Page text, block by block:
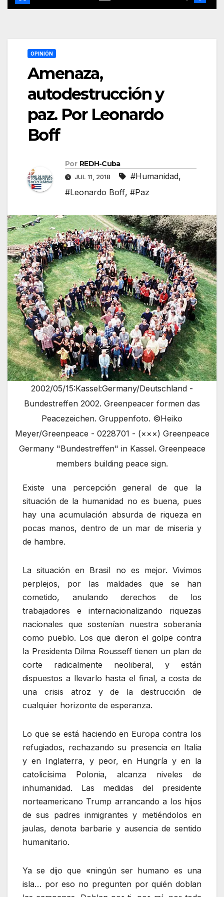
OPINIÓN
Amenaza,
autodestrucción y
paz. Por Leonardo
Boff
Por REDH-Cuba
JUL 11, 2018 #Humanidad,
#Leonardo Boff, #Paz
2002/05/15:Kassel:Germany/Deutschland -
Bundestreffen 2002. Greenpeacer formen das
Peacezeichen. Gruppenfoto. ©Heiko
Meyer/Greenpeace - 0228701 - (×××) Greenpeace
Germany "Bundestreffen" in Kassel. Greenpeace
members building peace sign.
Existe una percepción general de que la
situación de la humanidad no es buena, pues
hay una acumulación absurda de riqueza en
pocas manos, dentro de un mar de miseria y
de hambre.
La situación en Brasil no es mejor. Vivimos
perplejos, por las maldades que se han
cometido, anulando derechos de los
trabajadores e internacionalizando riquezas
nacionales que sostenían nuestra soberanía
como pueblo. Los que dieron el golpe contra
la Presidenta Dilma Rousseff tienen un plan de
corte radicalmente neoliberal, y están
dispuestos a llevarlo hasta el final, a costa de
una crisis atroz y de la destrucción de
cualquier horizonte de esperanza.
Lo que se está haciendo en Europa contra los
refugiados, rechazando su presencia en Italia
y en Inglaterra, y peor, en Hungría y en la
catolicísima Polonia, alcanza niveles de
inhumanidad. Las medidas del presidente
norteamericano Trump arrancando a los hijos
de sus padres inmigrantes y metiéndolos en
jaulas, denota barbarie y ausencia de sentido
humanitario.
Ya se dijo que «ningún ser humano es una
isla… por eso no pregunten por quién doblan